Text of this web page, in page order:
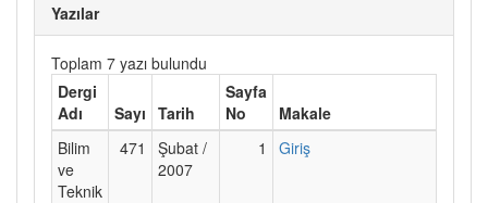
Yazılar
Toplam 7 yazı bulundu
Dergi
Adı
Sayı Tarih
Sayfa
No
Makale
Bilim
ve
Teknik
471
Şubat /
2007
1 Giriş